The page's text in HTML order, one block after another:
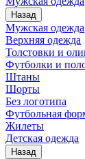
Назад
Мужская одежда
Верхняя одежда
Толстовки и
Футболки и
Штаны
Шорты
Без логотипа
Футбольная
Жилеты
Детская одежда
Назад